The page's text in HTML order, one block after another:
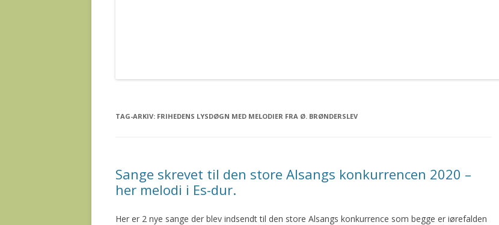
TAG-ARKIV: FRIHEDENS LYSDØGN MED MELODIER FRA Ø. BRØNDERSLEV
Sange skrevet til den store Alsangs konkurrencen 2020 –
her melodi i Es-dur.
Her er 2 nye sange der blev indsendt til den store Alsangs konkurrence som begge er iørefalden